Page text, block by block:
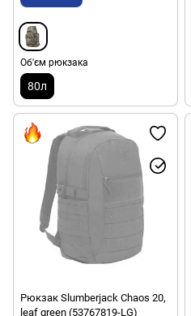
Об'єм рюкзака
80л
Рюкзак Slumberjack Chaos 20,
leaf green (53767819-LG)